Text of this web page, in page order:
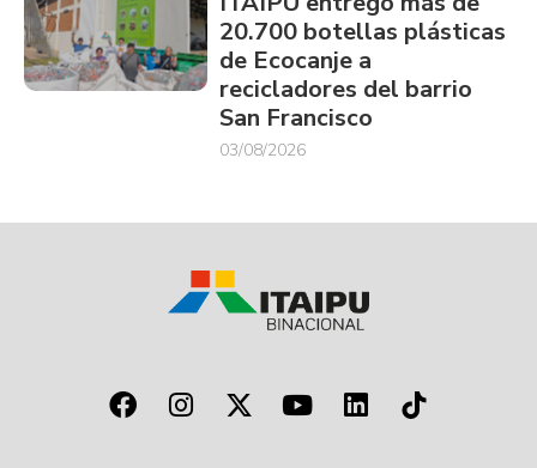
20.700 botellas plásticas
de Ecocanje a
recicladores del barrio
San Francisco
03/08/2026